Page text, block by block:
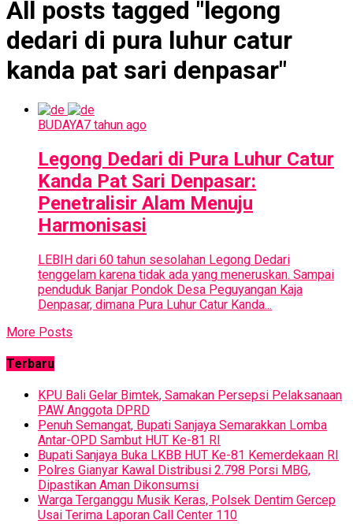
All posts tagged "legong
dedari di pura luhur catur
kanda pat sari denpasar"
BUDAYA7 tahun ago
Legong Dedari di Pura Luhur Catur
Kanda Pat Sari Denpasar:
Penetralisir Alam Menuju
Harmonisasi
LEBIH dari 60 tahun sesolahan Legong Dedari
tenggelam karena tidak ada yang meneruskan. Sampai
penduduk Banjar Pondok Desa Peguyangan Kaja
Denpasar, dimana Pura Luhur Catur Kanda...
More Posts
Terbaru
KPU Bali Gelar Bimtek, Samakan Persepsi Pelaksanaan
PAW Anggota DPRD
Penuh Semangat, Bupati Sanjaya Semarakkan Lomba
Antar-OPD Sambut HUT Ke-81 RI
Bupati Sanjaya Buka LKBB HUT Ke-81 Kemerdekaan RI
Polres Gianyar Kawal Distribusi 2.798 Porsi MBG,
Dipastikan Aman Dikonsumsi
Warga Terganggu Musik Keras, Polsek Dentim Gercep
Usai Terima Laporan Call Center 110